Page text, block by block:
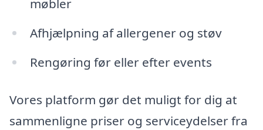
møbler
Afhjælpning af allergener og støv
Rengøring før eller efter events
Vores platform gør det muligt for dig at
sammenligne priser og serviceydelser fra